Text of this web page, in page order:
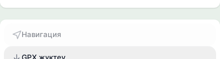
Навигация